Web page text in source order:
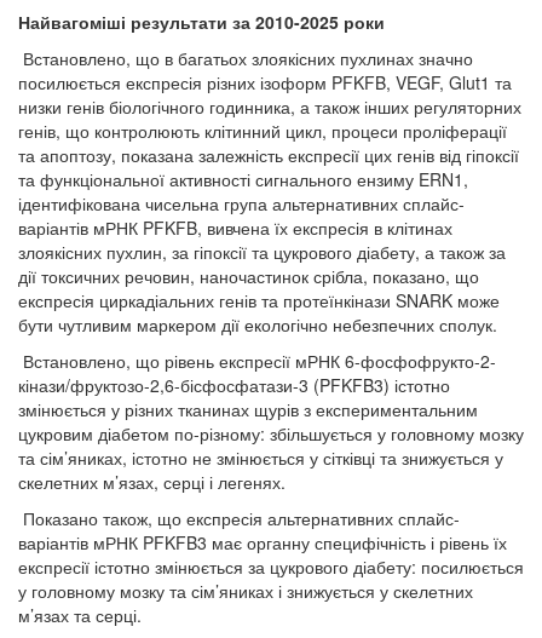
Найвагоміші результати за 2010-2025 роки
Встановлено, що в багатьох злоякісних пухлинах значно
посилюється експресія різних ізоформ PFKFB, VEGF, Glut1 та
низки генів біологічного годинника, а також інших регуляторних
генів, що контролюють клітинний цикл, процеси проліферації
та апоптозу, показана залежність експресії цих генів від гіпоксії
та функціональної активності сигнального ензиму ERN1,
ідентифікована чисельна група альтернативних сплайс-
варіантів мРНК PFKFB, вивчена їх експресія в клітинах
злоякісних пухлин, за гіпоксії та цукрового діабету, а також за
дії токсичних речовин, наночастинок срібла, показано, що
експресія циркадіальних генів та протеїнкінази SNARK може
бути чутливим маркером дії екологічно небезпечних сполук.
Встановлено, що рівень експресії мРНК 6-фосфофрукто-2-
кінази/фруктозо-2,6-бісфосфатази-3 (PFKFB3) істотно
змінюється у різних тканинах щурів з експериментальним
цукровим діабетом по-різному: збільшується у головному мозку
та сім’яниках, істотно не змінюється у сітківці та знижується у
скелетних м’язах, серці і легенях.
Показано також, що експресія альтернативних сплайс-
варіантів мРНК PFKFB3 має органну специфічність і рівень їх
експресії істотно змінюється за цукрового діабету: посилюється
у головному мозку та сім’яниках і знижується у скелетних
м’язах та серці.